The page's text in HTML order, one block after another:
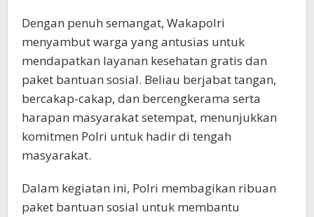
Dengan penuh semangat, Wakapolri
menyambut warga yang antusias untuk
mendapatkan layanan kesehatan gratis dan
paket bantuan sosial. Beliau berjabat tangan,
bercakap-cakap, dan bercengkerama serta
harapan masyarakat setempat, menunjukkan
komitmen Polri untuk hadir di tengah
masyarakat.
Dalam kegiatan ini, Polri membagikan ribuan
paket bantuan sosial untuk membantu